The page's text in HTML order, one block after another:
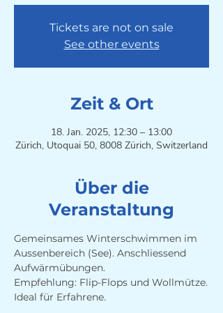
Tickets are not on sale
See other events
Zeit & Ort
18. Jan. 2025, 12:30 – 13:00
Zürich, Utoquai 50, 8008 Zürich, Switzerland
Über die
Veranstaltung
Gemeinsames Winterschwimmen im
Aussenbereich (See). Anschliessend
Aufwärmübungen.
Empfehlung: Flip-Flops und Wollmütze.
Ideal für Erfahrene.